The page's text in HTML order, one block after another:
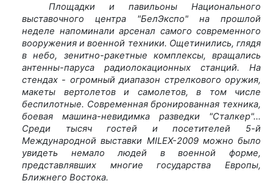
Площадки и павильоны Национального
выставочного центра "БелЭкспо" на прошлой
неделе напоминали арсенал самого современного
вооружения и военной техники. Ощетинились, глядя
в небо, зенитно-ракетные комплексы, вращались
антенны-паруса радиолокационных станций. На
стендах - огромный диапазон стрелкового оружия,
макеты вертолетов и самолетов, в том числе
беспилотные. Современная бронированная техника,
боевая машина-невидимка разведки "Сталкер"...
Среди тысяч гостей и посетителей 5-й
Международной выставки MILEX-2009 можно было
увидеть немало людей в военной форме,
представлявших многие государства Европы,
Ближнего Востока.